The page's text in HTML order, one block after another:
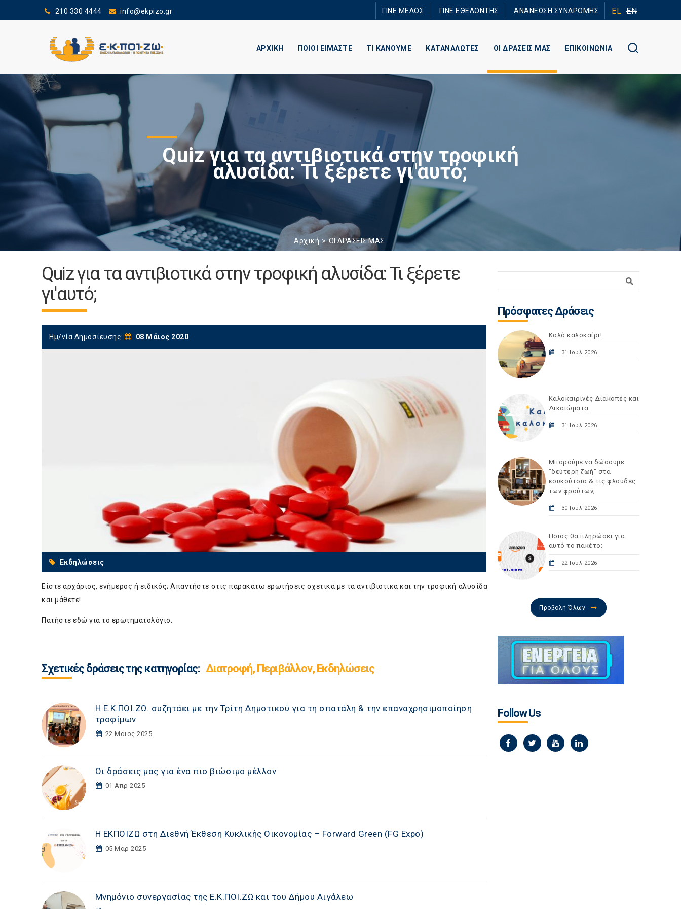
210 330 4444 info@ekpizo.gr ΓΙΝΕ ΜΕΛΟΣ ΓΙΝΕ ΕΘΕΛΟΝΤΗΣ ΑΝΑΝΕΩΣΗ ΣΥΝΔΡΟΜΗΣ EL EN
ΑΡΧΙΚΗ ΠΟΙΟΙ ΕΙΜΑΣΤΕ ΤΙ ΚΑΝΟΥΜΕ ΚΑΤΑΝΑΛΩΤΕΣ ΟΙ ΔΡΑΣΕΙΣ ΜΑΣ ΕΠΙΚΟΙΝΩΝΙΑ
Quiz για τα αντιβιοτικά στην τροφική
αλυσίδα: Τι ξέρετε γι'αυτό;
Αρχική ΟΙ ΔΡΑΣΕΙΣ ΜΑΣ
Quiz για τα αντιβιοτικά στην τροφική αλυσίδα: Τι ξέρετε
γι'αυτό;
Ημ/νία Δημοσίευσης: 08 Μάιος 2020
Εκδηλώσεις
Είστε αρχάριος, ενήμερος ή ειδικός; Απαντήστε στις παρακάτω ερωτήσεις σχετικά με τα αντιβιοτικά και την τροφική αλυσίδα
και μάθετε!
Πατήστε εδώ για το ερωτηματολόγιο.
Σχετικές δράσεις της κατηγορίας: Διατροφή, Περιβάλλον, Εκδηλώσεις
Η Ε.Κ.ΠΟΙ.ΖΩ. συζητάει με την Τρίτη Δημοτικού για τη σπατάλη & την επαναχρησιμοποίηση
τροφίμων
22 Μάιος 2025
Οι δράσεις μας για ένα πιο βιώσιμο μέλλον
01 Απρ 2025
Η ΕΚΠΟΙΖΩ στη Διεθνή Έκθεση Κυκλικής Οικονομίας – Forward Green (FG Expo)
05 Μαρ 2025
Μνημόνιο συνεργασίας της Ε.Κ.ΠΟΙ.ΖΩ και του Δήμου Αιγάλεω
Πρόσφατες Δράσεις
Καλό καλοκαίρι!
31 Ιουλ 2026
Καλοκαιρινές Διακοπές και
Δικαιώματα
31 Ιουλ 2026
Μπορούμε να δώσουμε
"δεύτερη ζωή" στα
κουκούτσια & τις φλούδες
των φρούτων;
30 Ιουλ 2026
Ποιος θα πληρώσει για
αυτό το πακέτο;
22 Ιουλ 2026
Προβολή Όλων
Follow Us